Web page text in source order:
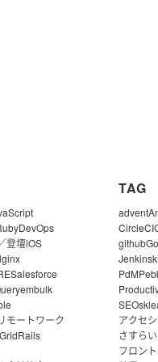
DevOps
登壇iOS
Salesforce
embulk
モートワーク
Rails
TAG
advent
CircleCI
githubGo
Jenkins
PdM
SEO
アクセ
さすら
フロン